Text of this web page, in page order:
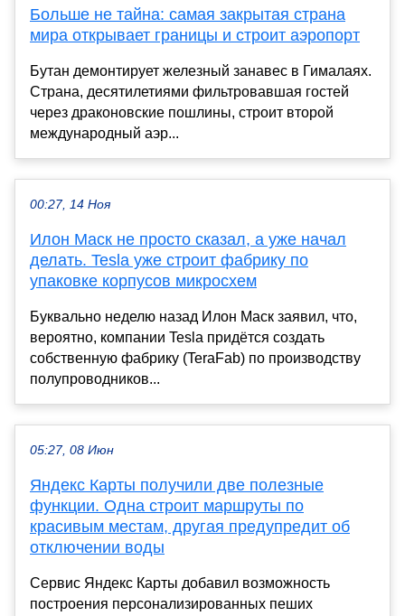
Больше не тайна: самая закрытая страна
мира открывает границы и строит аэропорт
Бутан демонтирует железный занавес в Гималаях.
Страна, десятилетиями фильтровавшая гостей
через драконовские пошлины, строит второй
международный аэр...
00:27, 14 Ноя
Илон Маск не просто сказал, а уже начал
делать. Tesla уже строит фабрику по
упаковке корпусов микросхем
Буквально неделю назад Илон Маск заявил, что,
вероятно, компании Tesla придётся создать
собственную фабрику (TeraFab) по производству
полупроводников...
05:27, 08 Июн
Яндекс Карты получили две полезные
функции. Одна строит маршруты по
красивым местам, другая предупредит об
отключении воды
Сервис Яндекс Карты добавил возможность
построения персонализированных пеших